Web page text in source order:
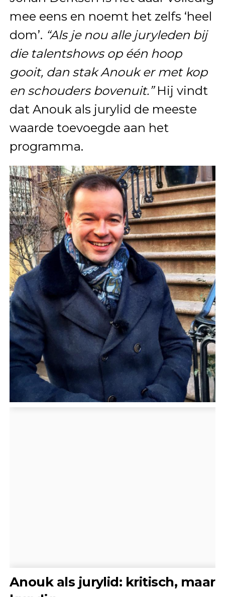
mee eens en noemt het zelfs ‘heel
dom’. “Als je nou alle juryleden bij
die talentshows op één hoop
gooit, dan stak Anouk er met kop
en schouders bovenuit.”Hij vindt
dat Anouk als jurylid de meeste
waarde toevoegde aan het
programma.
Anouk als jurylid: kritisch, maar